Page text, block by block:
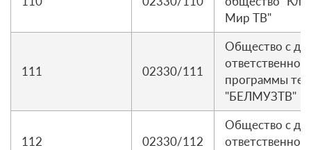
Мир ТВ"
111 02330/111
Общество с
программы
"БЕЛМУЗТВ"
112 02330/112
Общество с